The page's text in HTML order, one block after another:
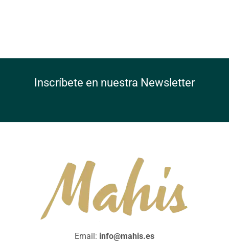
Inscríbete en nuestra Newsletter
Email: info@mahis.es